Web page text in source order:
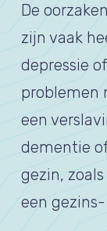
De
zijn vaak
depressie
problemen
een
dementie
gezin,
een